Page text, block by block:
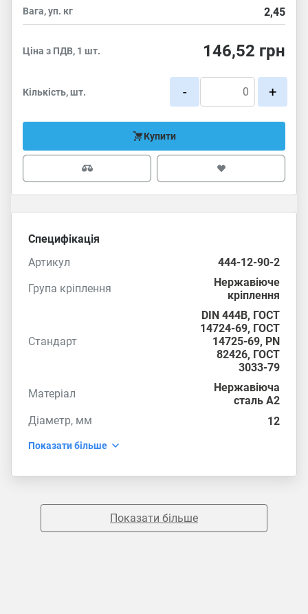
Вага, уп. кг 2,45
Ціна з ПДВ, 1 шт. 146,52 грн
Кількість, шт. - +
Купити
Специфікація
Артикул
444-12-90-2
Група кріплення
Нержавіюче
кріплення
Стандарт
DIN 444B, ГОСТ
14724-69, ГОСТ
14725-69, PN
82426, ГОСТ
3033-79
Матеріал
Нержавіюча
сталь А2
Діаметр, мм
12
Показати більше
Показати більше